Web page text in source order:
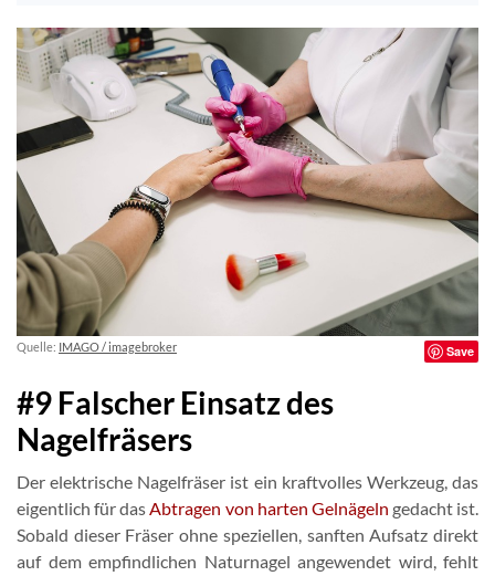
Quelle: IMAGO / imagebroker Save
#9 Falscher Einsatz des
Nagelfräsers
Der elektrische Nagelfräser ist ein kraftvolles Werkzeug, das
eigentlich für dasAbtragen von harten Gelnägeln gedacht ist.
Sobald dieser Fräser ohne speziellen, sanften Aufsatz direkt
auf dem empfindlichen Naturnagel angewendet wird, fehlt